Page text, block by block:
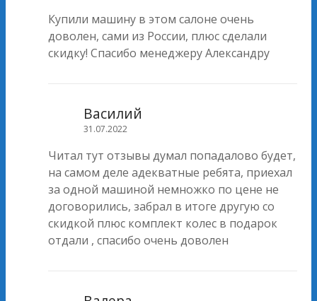
Купили машину в этом салоне очень
доволен, сами из России, плюс сделали
скидку! Спасибо менеджеру Александру
Василий
31.07.2022
Читал тут отзывы думал попадалово будет,
на самом деле адекватные ребята, приехал
за одной машиной немножко по цене не
договорились, забрал в итоге другую со
скидкой плюс комплект колес в подарок
отдали , спасибо очень доволен